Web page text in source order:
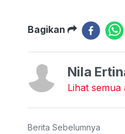
Bagikan
Nila
Lihat semua
Berita Sebelumnya